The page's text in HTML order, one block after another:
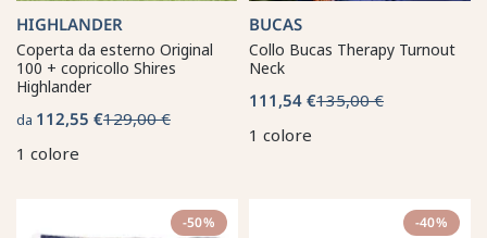
HIGHLANDER
Coperta da esterno Original
100 + copricollo Shires
Highlander
da 112,55 €129,00 €
1 colore
BUCAS
Collo Bucas Therapy Turnout
Neck
111,54 €135,00 €
1 colore
-50% -40%